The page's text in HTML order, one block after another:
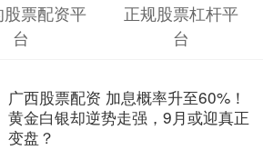
票配资平
台
正规股票杠杆平
台
广西股票配资 加息概率升至60%！
黄金白银却逆势走强，9月或迎真正
变盘？